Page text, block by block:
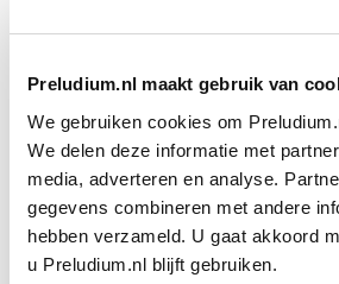
Preludium.nl maakt gebruik van
We gebruiken cookies om
We delen deze informatie met
media, adverteren en analyse.
gegevens combineren met andere
hebben verzameld. U gaat akkoord
u Preludium.nl blijft gebruiken.